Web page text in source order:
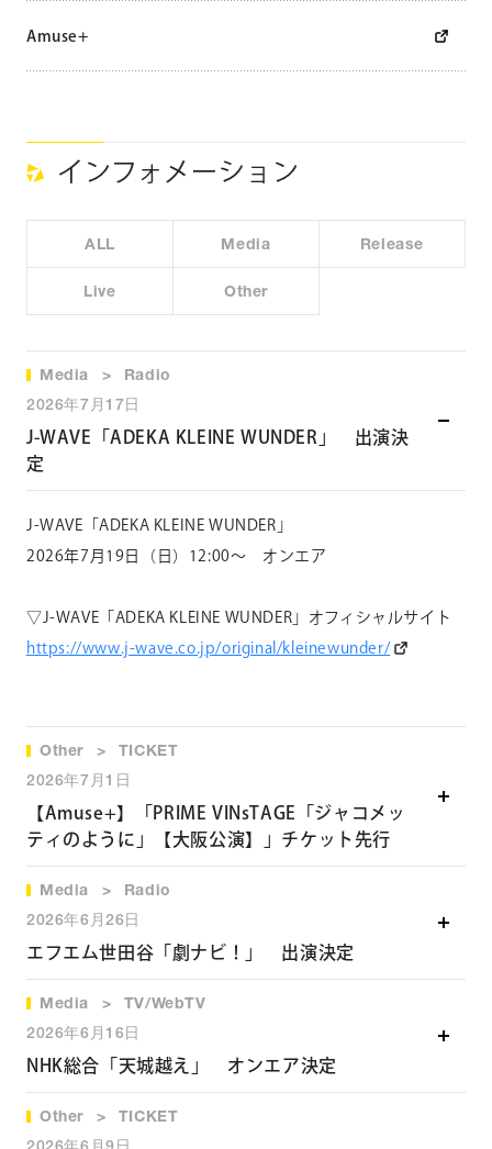
NHK「ぼんくら」・「ぼんくら2」（2014・2015年）、
▼演出舞台
ヘリングの生涯～」、「キンキーブーツ」（日本版演出協
Amuse+
インフォメーション
ALL Media Release
Live Other
Media
Radio
2026年7月17日
J-WAVE「ADEKA KLEINE WUNDER」 出演決
定
J-WAVE「ADEKA KLEINE WUNDER」
2026年7月19日（日）12:00〜 オンエア
▽J-WAVE「ADEKA KLEINE WUNDER」オフィシャルサイト
https://www.j-wave.co.jp/original/kleinewunder/
Other
TICKET
2026年7月1日
【Amuse+】「PRIME VINsTAGE「ジャコメッ
ティのように」【大阪公演】」チケット先行
詳細ページへ
Media
Radio
2026年6月26日
エフエム世田谷「劇ナビ！」 出演決定
エフエム世田谷「劇ナビ！」
2026年7月1日（水）22:00〜 オンエア
https://fmsetagaya.com/archive
Media
TV/WebTV
2026年6月16日
NHK総合「天城越え」 オンエア決定
NHK総合「天城越え」
Other
TICKET